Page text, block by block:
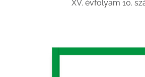
XV. évfolyam 10.